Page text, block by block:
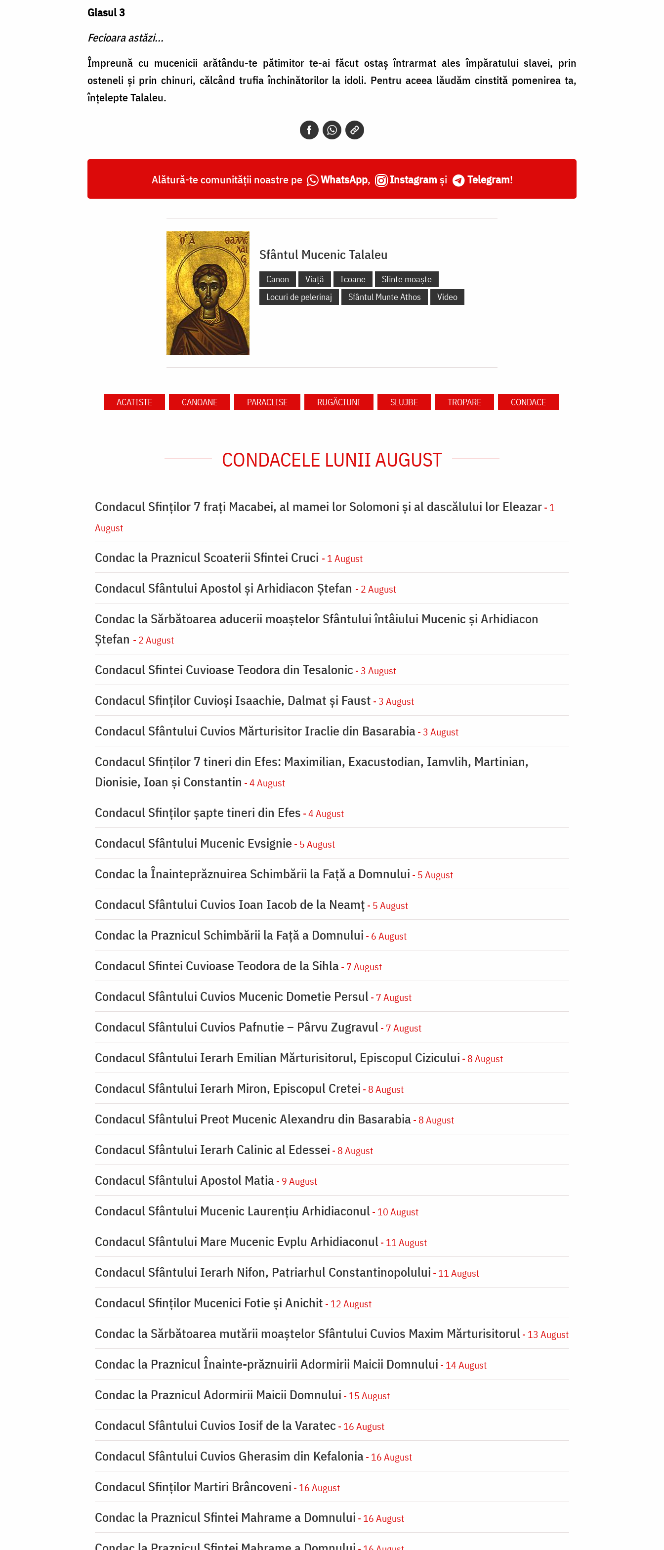
Glasul 3
Fecioara astăzi...
Împreună cu mucenicii arătându-te pătimitor te-ai făcut ostaş întrarmat ales împăratului slavei, prin
osteneli şi prin chinuri, călcând trufia închinătorilor la idoli. Pentru aceea lăudăm cinstită pomenirea ta,
înţelepte Talaleu.
Alătură-te comunității noastre pe WhatsApp, Instagram și Telegram!
Sfântul Mucenic Talaleu
Canon Viață Icoane
Sfinte moaște
Locuri de pelerinaj
Sfântul Munte Athos Video
ACATISTE CANOANE PARACLISE RUGĂCIUNI SLUJBE TROPARE CONDACE
CONDACELE LUNII AUGUST
Condacul Sfinţilor 7 fraţi Macabei, al mamei lor Solomoni şi al dascălului lor Eleazar- 1
August
Condac la Praznicul Scoaterii Sfintei Cruci - 1 August
Condacul Sfântului Apostol și Arhidiacon Ștefan - 2 August
Condac la Sărbătoarea aducerii moaştelor Sfântului întâiului Mucenic şi Arhidiacon
Ştefan - 2 August
Condacul Sfintei Cuvioase Teodora din Tesalonic - 3 August
Condacul Sfinţilor Cuvioşi Isaachie, Dalmat şi Faust - 3 August
Condacul Sfântului Cuvios Mărturisitor Iraclie din Basarabia- 3 August
Condacul Sfinţilor 7 tineri din Efes: Maximilian, Exacustodian, Iamvlih, Martinian,
Dionisie, Ioan şi Constantin - 4 August
Condacul Sfinţilor şapte tineri din Efes - 4 August
Condacul Sfântului Mucenic Evsignie - 5 August
Condac la Înainteprăznuirea Schimbării la Faţă a Domnului - 5 August
Condacul Sfântului Cuvios Ioan Iacob de la Neamț - 5 August
Condac la Praznicul Schimbării la Faţă a Domnului - 6 August
Condacul Sfintei Cuvioase Teodora de la Sihla- 7 August
Condacul Sfântului Cuvios Mucenic Dometie Persul - 7 August
Condacul Sfântului Cuvios Pafnutie – Pârvu Zugravul - 7 August
Condacul Sfântului Ierarh Emilian Mărturisitorul, Episcopul Cizicului - 8 August
Condacul Sfântului Ierarh Miron, Episcopul Cretei - 8 August
Condacul Sfântului Preot Mucenic Alexandru din Basarabia- 8 August
Condacul Sfântului Ierarh Calinic al Edessei - 8 August
Condacul Sfântului Apostol Matia- 9 August
Condacul Sfântului Mucenic Laurențiu Arhidiaconul - 10 August
Condacul Sfântului Mare Mucenic Evplu Arhidiaconul - 11 August
Condacul Sfântului Ierarh Nifon, Patriarhul Constantinopolului - 11 August
Condacul Sfinţilor Mucenici Fotie şi Anichit - 12 August
Condac la Sărbătoarea mutării moaştelor Sfântului Cuvios Maxim Mărturisitorul - 13 August
Condac la Praznicul Înainte-prăznuirii Adormirii Maicii Domnului - 14 August
Condac la Praznicul Adormirii Maicii Domnului - 15 August
Condacul Sfântului Cuvios Iosif de la Varatec - 16 August
Condacul Sfântului Cuvios Gherasim din Kefalonia- 16 August
Condacul Sfinților Martiri Brâncoveni - 16 August
Condac la Praznicul Sfintei Mahrame a Domnului - 16 August